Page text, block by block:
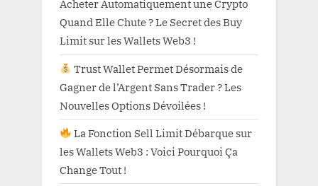
Acheter Automatiquement une Crypto
Quand Elle Chute ? Le Secret des Buy
Limit sur les Wallets Web3 !
Trust Wallet Permet Désormais de
Gagner de l’Argent Sans Trader ? Les
Nouvelles Options Dévoilées !
La Fonction Sell Limit Débarque sur
les Wallets Web3 : Voici Pourquoi Ça
Change Tout !